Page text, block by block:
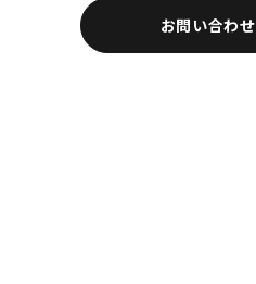
お問い合わせ